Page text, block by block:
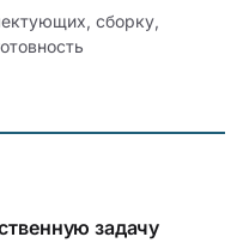
сборку,
задачу